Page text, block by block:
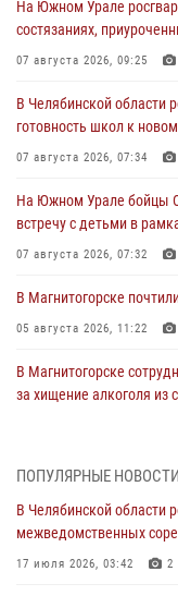
На Южном Урале
состязаниях,
07 августа 2026, 09:25
В Челябинской области
готовность школ к
07 августа 2026, 07:34
На Южном Урале бойцы
встречу с детьми в
07 августа 2026, 07:32
В Магнитогорске
05 августа 2026, 11:22
В Магнитогорске
за хищение алкоголя из
На Южном Урале спецназ
Росгвардейцы
ПОПУЛЯРНЫЕ НОВОСТИ
В Челябинской области
межведомственных
17 июля 2026, 03:42 2